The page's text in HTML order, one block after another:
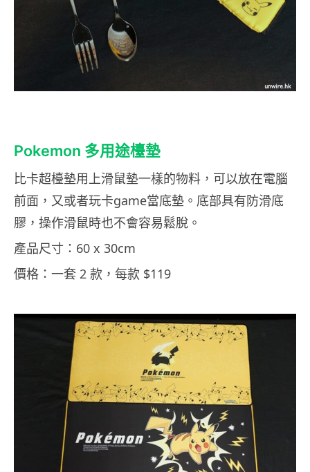
Pokemon 多用途檯墊
比卡超檯墊用上滑鼠墊一樣的物料，可以放在電腦
前面，又或者玩卡game當底墊。底部具有防滑底
膠，操作滑鼠時也不會容易鬆脫。
產品尺寸：60 x 30cm
價格：一套 2 款，每款 $119